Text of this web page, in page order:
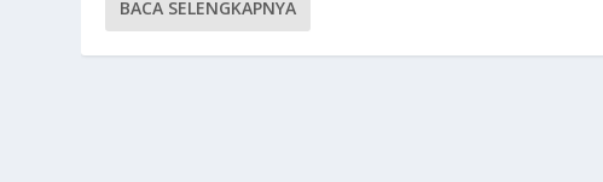
BACA SELENGKAPNYA